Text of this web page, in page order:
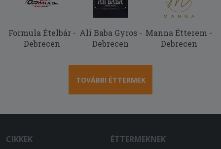
Formula Ételbár -
Debrecen
Ali Baba Gyros -
Debrecen
Manna Étterem -
Debrecen
TOVÁBBI ÉTTERMEK
CIKKEK
ÉTTERMEKNEK